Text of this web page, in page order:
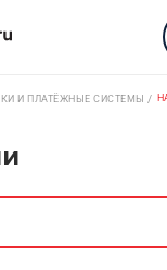
И ПЛАТЁЖНЫЕ СИСТЕМЫ